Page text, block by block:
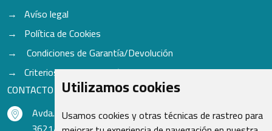
Utilizamos cookies
Usamos cookies y otras técnicas de rastreo para
Avíso legal
Política de Cookies
Condiciones de Garantía/Devolución
Criterios para aceptación de Cascos
CONTACTO
Avda. do Freixo - Sardoma, 13